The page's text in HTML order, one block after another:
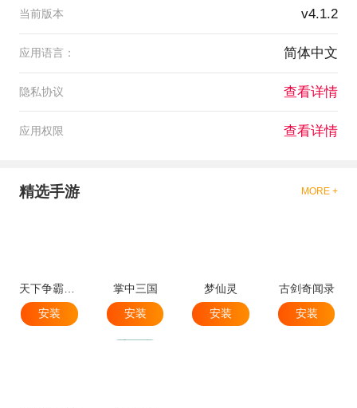
当前版本 v4.1.2
应用语言： 简体中文
隐私协议 查看详情
应用权限 查看详情
精选手游 MORE +
天下争霸三国志
安装
掌中三国
安装
梦仙灵
安装
古剑奇闻录
安装